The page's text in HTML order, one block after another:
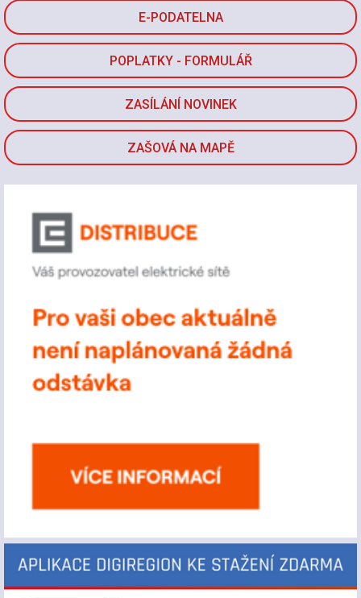
E-PODATELNA
POPLATKY - FORMULÁŘ
ZASÍLÁNÍ NOVINEK
ZAŠOVÁ NA MAPĚ